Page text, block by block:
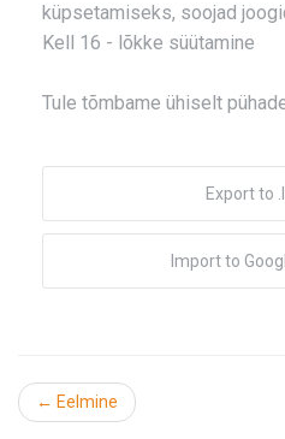
küpsetamiseks, soojad
Kell 16 - lõkke süütamine
Tule tõmbame ühiselt
Export to
Import to
← Eelmine